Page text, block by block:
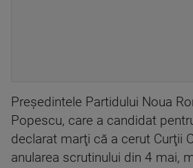
Preşedintele Partidului Noua
Popescu, care a candidat
declarat marţi că a cerut Curţii
anularea scrutinului din 4 mai,